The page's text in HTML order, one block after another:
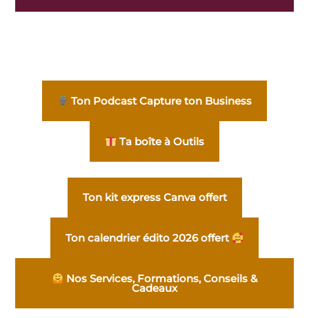
Ton Podcast Capture ton Business
Ta boîte à Outils
Ton kit express Canva offert
Ton calendrier édito 2026 offert
Nos Services, Formations, Conseils &
Cadeaux